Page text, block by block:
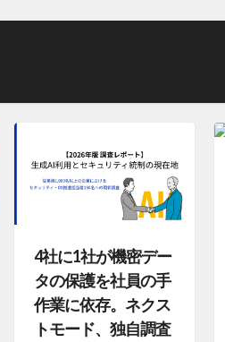
4社に1社が機密デー
タの保護を社員の手
作業に依存。ネクス
トモード、独自調査